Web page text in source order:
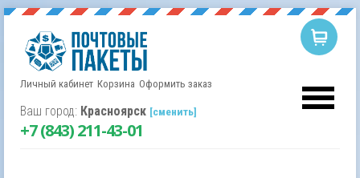
Личный кабинет Корзина Оформить заказ
Ваш город: Красноярск [сменить]
+7 (843) 211-43-01
Username